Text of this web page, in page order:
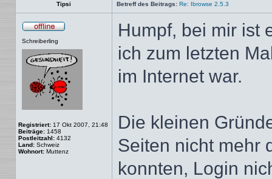
Tipsi Betreff des Beitrags: Re: Ibrowse 2.5.3
Schreiberling
Registriert: 17 Okt 2007, 21:48
Beiträge: 1458
Postleitzahl: 4132
Land: Schweiz
Wohnort: Muttenz
Humpf, bei mir ist
ich zum letzten
im Internet war.
Die kleinen
Seiten nicht mehr
konnten, Login